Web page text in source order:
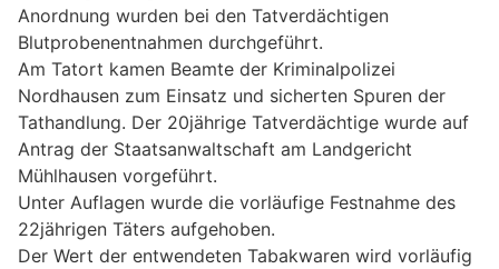
Anordnung wurden bei den Tatverdächtigen
Blutprobenentnahmen durchgeführt.
Am Tatort kamen Beamte der Kriminalpolizei
Nordhausen zum Einsatz und sicherten Spuren der
Tathandlung. Der 20jährige Tatverdächtige wurde auf
Antrag der Staatsanwaltschaft am Landgericht
Mühlhausen vorgeführt.
Unter Auflagen wurde die vorläufige Festnahme des
22jährigen Täters aufgehoben.
Der Wert der entwendeten Tabakwaren wird vorläufig